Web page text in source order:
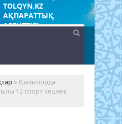
TOLQYN.KZ
АҚПАРАТТЫҚ
АГЕНТТІГІ
» Қызылорда
12 спорт кешені